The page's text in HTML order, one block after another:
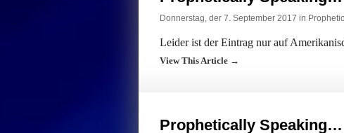
Donnerstag, der 7. September 2017 in
Leider ist der Eintrag nur auf
View This Article →
Prophetically Speaking…